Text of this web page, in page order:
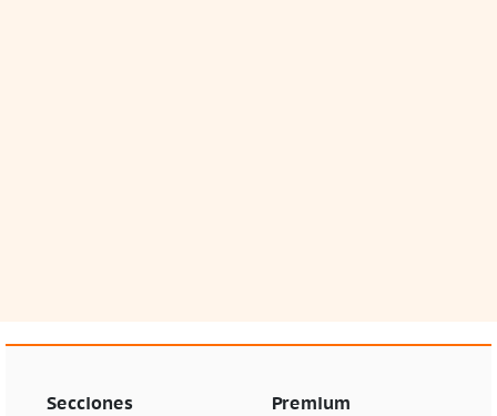
Secciones Premium